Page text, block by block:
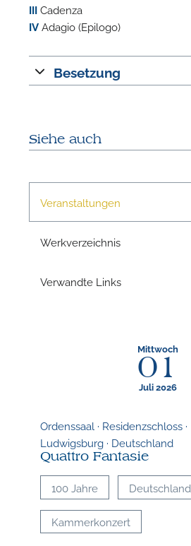
III Cadenza
IV Adagio (Epilogo)
Besetzung
Siehe auch
Veranstaltungen
Werkverzeichnis
Verwandte Links
Mittwoch
01
Juli 2026
Ordenssaal · Residenzschloss ·
Ludwigsburg · Deutschland
Quattro Fantasie
100 Jahre Deutschland
Kammerkonzert